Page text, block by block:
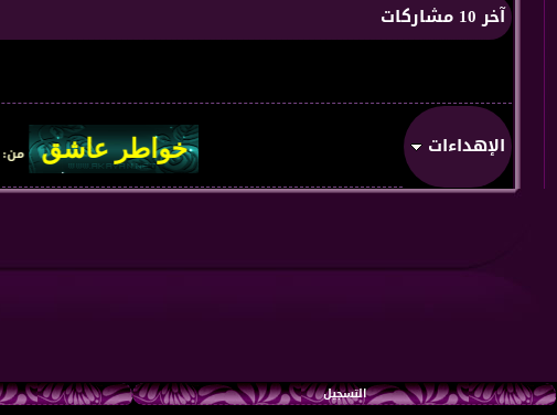
آخر 10 مشاركات
الإهداءات من:من قلب المنتدى
التسجيل